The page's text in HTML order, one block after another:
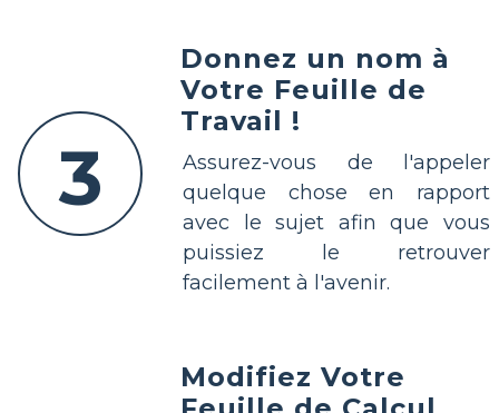
3
Donnez un nom à
Votre Feuille de
Travail !
Assurez-vous de l'appeler
quelque chose en rapport
avec le sujet afin que vous
puissiez le retrouver
facilement à l'avenir.
Modifiez Votre